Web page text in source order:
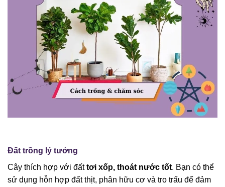
Đất trồng lý tưởng
Cây thích hợp với đấttơi xốp, thoát nước tốt. Bạn có thể
sử dụng hỗn hợp đất thịt, phân hữu cơ và tro trấu để đảm